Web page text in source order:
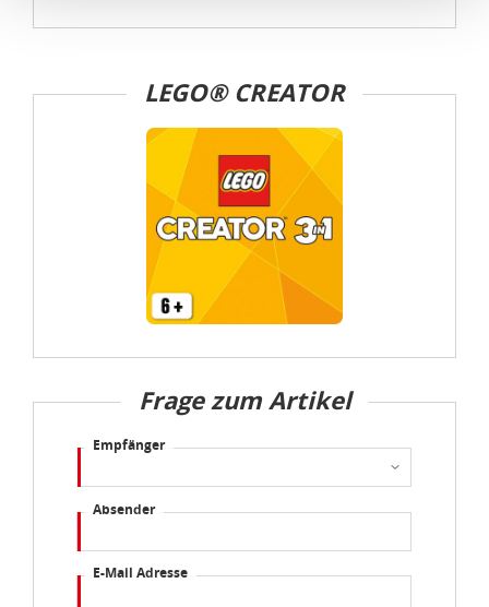
dass die Datenschutzvorgaben der EU auch bei der
Sie können die Cookie-Einwilligung jederzeit links unten
auf Ihrem Bildschirm anpassen und damit widerrufen.
idee+spiel Betriebs-GmbH
Datenschutzbestimmungen
undImpressum
LEGO® CREATOR
Frage zum Artikel
Empfänger
Absender
E-Mail Adresse